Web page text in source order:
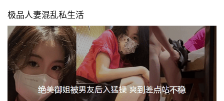
极品人妻混乱私生活